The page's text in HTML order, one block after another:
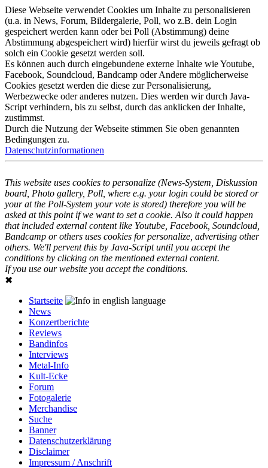
Diese Webseite verwendet Cookies um Inhalte zu personalisieren
(u.a. in News, Forum, Bildergalerie, Poll, wo z.B. dein Login
gespeichert werden kann oder bei Poll (Abstimmung) deine
Abstimmung abgespeichert wird) hierfür wirst du jeweils gefragt ob
solch ein Cookie gesetzt werden soll.
Es können auch durch eingebundene externe Inhalte wie Youtube,
Facebook, Soundcloud, Bandcamp oder Andere möglicherweise
Cookies gesetzt werden die diese zur Personalisierung,
Werbezwecke oder anderes nutzen. Dies werden wir durch Java-
Script verhindern, bis zu selbst, durch das anklicken der Inhalte,
zustimmst.
Durch die Nutzung der Webseite stimmen Sie oben genannten
Bedingungen zu.
Datenschutzinformationen
This website uses cookies to personalize (News-System, Diskussion
board, Photo gallery, Poll, where e.g. your login could be stored or
your at the Poll-System your vote is stored) therefore you will be
asked at this point if we want to set a cookie. Also it could happen
that included external content like Youtube, Facebook, Soundcloud,
Bandcamp or others uses cookies for personalize, advertising other
others. We'll pervent this by Java-Script until you accept the
conditions by clicking on the mentioned external content.
If you use our website you accept the conditions.
✖
Startseite
News
Konzertberichte
Reviews
Bandinfos
Interviews
Metal-Info
Kult-Ecke
Forum
Fotogalerie
Merchandise
Suche
Banner
Datenschutzerklärung
Disclaimer
Impressum / Anschrift